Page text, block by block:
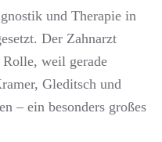
und Therapie in
Der Zahnarzt
Rolle, weil gerade
Gleditsch und
– ein besonders großes